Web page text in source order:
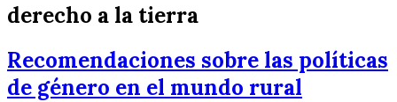
derecho a la tierra
Recomendaciones sobre las políticas
de género en el mundo rural